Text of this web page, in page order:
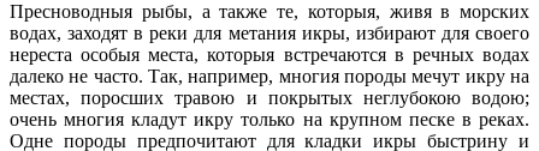
Пресноводныя рыбы, а также те, которыя, живя в морских
водах, заходят в реки для метания икры, избирают для своего
нереста особыя места, которыя встречаются в речных водах
далеко не часто. Так, например, многия породы мечут икру на
местах, поросших травою и покрытых неглубокою водою;
очень многия кладут икру только на крупном песке в реках.
Одне породы предпочитают для кладки икры быстрину и